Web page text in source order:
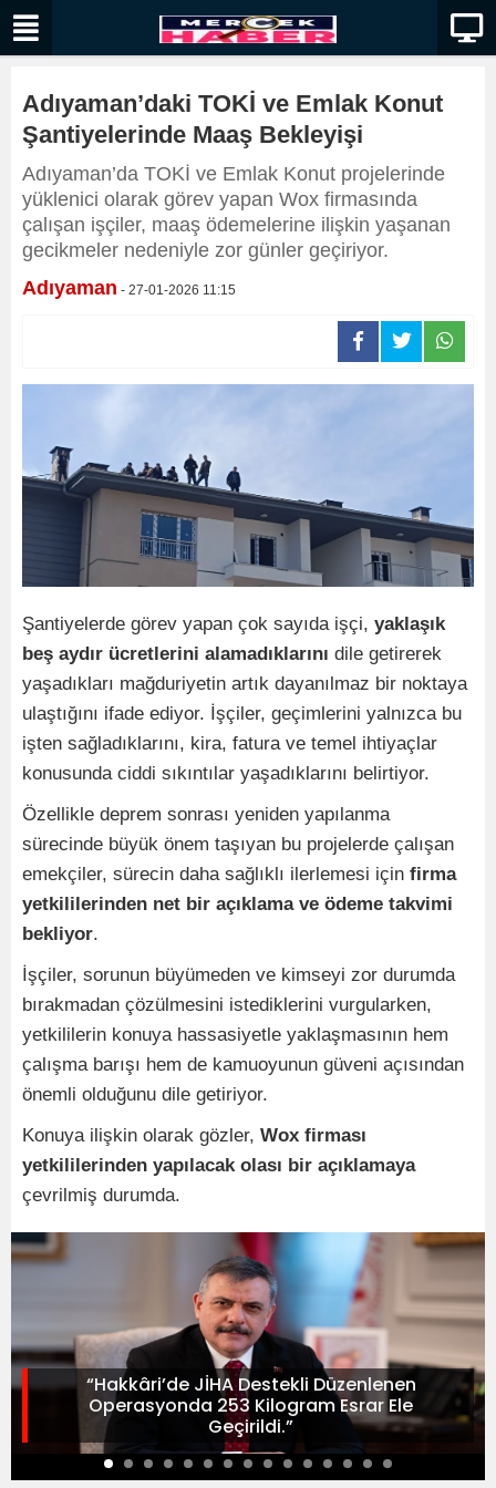
Adıyaman’daki TOKİ ve Emlak Konut
Şantiyelerinde Maaş Bekleyişi
Adıyaman’da TOKİ ve Emlak Konut projelerinde
yüklenici olarak görev yapan Wox firmasında
çalışan işçiler, maaş ödemelerine ilişkin yaşanan
gecikmeler nedeniyle zor günler geçiriyor.
Adıyaman - 27-01-2026 11:15
Şantiyelerde görev yapan çok sayıda işçi, yaklaşık
beş aydır ücretlerini alamadıklarını dile getirerek
yaşadıkları mağduriyetin artık dayanılmaz bir noktaya
ulaştığını ifade ediyor. İşçiler, geçimlerini yalnızca bu
işten sağladıklarını, kira, fatura ve temel ihtiyaçlar
konusunda ciddi sıkıntılar yaşadıklarını belirtiyor.
Özellikle deprem sonrası yeniden yapılanma
sürecinde büyük önem taşıyan bu projelerde çalışan
emekçiler, sürecin daha sağlıklı ilerlemesi için firma
yetkililerinden net bir açıklama ve ödeme takvimi
bekliyor.
İşçiler, sorunun büyümeden ve kimseyi zor durumda
bırakmadan çözülmesini istediklerini vurgularken,
yetkililerin konuya hassasiyetle yaklaşmasının hem
çalışma barışı hem de kamuoyunun güveni açısından
önemli olduğunu dile getiriyor.
Konuya ilişkin olarak gözler, Wox firması
yetkililerinden yapılacak olası bir açıklamaya
çevrilmiş durumda.
“Hakkâri’de JİHA Destekli Düzenlenen
Operasyonda 253 Kilogram Esrar Ele
Geçirildi.”